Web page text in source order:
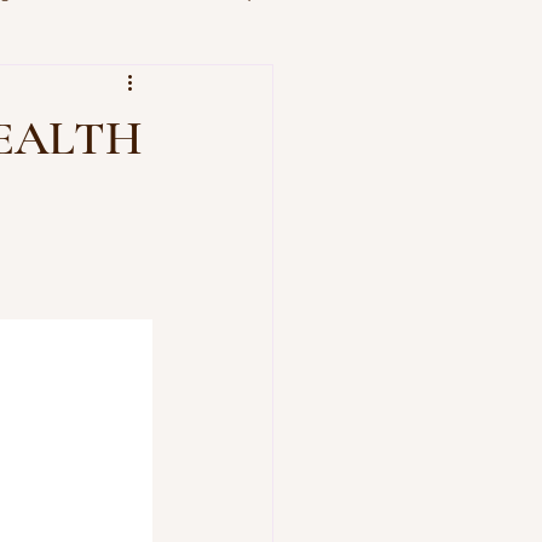
CARGA PUBLICA